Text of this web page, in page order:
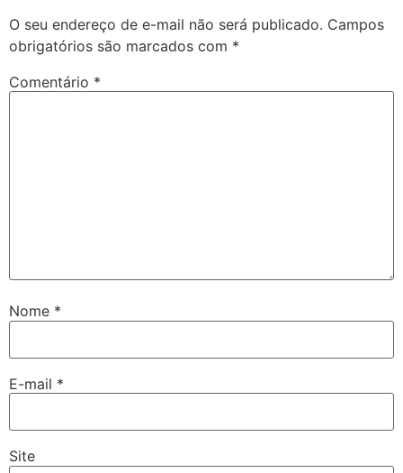
O seu endereço de e-mail não será publicado. Campos
obrigatórios são marcados com *
Comentário *
Nome *
E-mail *
Site